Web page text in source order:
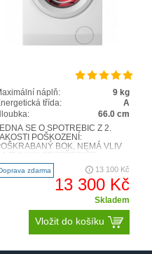
náplň:
9 kg
třída:
A
66.0 cm
SE O SPOTŘEBIČ Z 2.
POŠKOZENÍ:
BOK, NEMÁ VLIV
NA VYŽÁDÁNÍ
PRAČKA
zdarma 13 100 Kč
13 300 Kč
Skladem
Vložit do košíku